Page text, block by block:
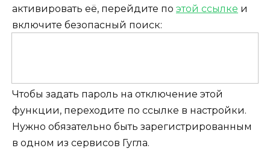
активировать её, перейдите по этой ссылке и
включите безопасный поиск:
Чтобы задать пароль на отключение этой
функции, переходите по ссылке в настройки.
Нужно обязательно быть зарегистрированным
в одном из сервисов Гугла.